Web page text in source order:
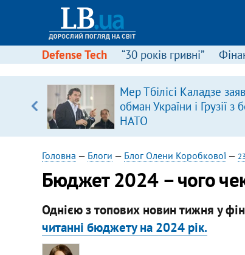
Defense Tech “30 років гривні”
Мер Тбілісі Каладзе
обман України і Грузії з
НАТО
Головна — Блоги — Блог Олени Коробкової—
Бюджет 2024 – чого
Однією з топових новин тижня у
читанні бюджету на 2024 рік.